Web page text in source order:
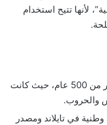
لأنها تتيح استخدام
إلى أكثر من 500 عام، حيث كانت
والحروب.
في تايلاند ومصدر